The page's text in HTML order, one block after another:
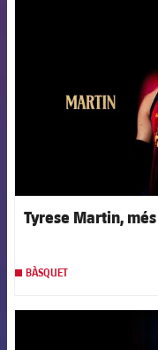
Tyrese Martin,
BÀSQUET